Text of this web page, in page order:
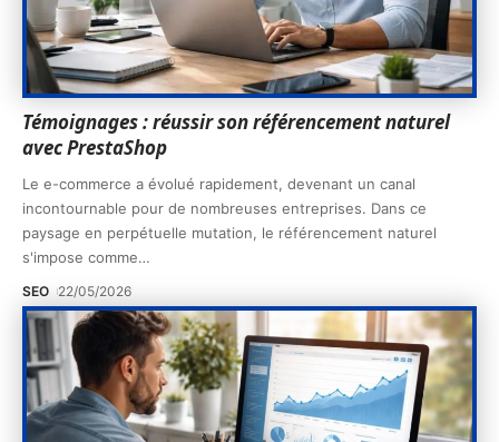
Témoignages : réussir son référencement naturel
avec PrestaShop
Le e-commerce a évolué rapidement, devenant un canal
incontournable pour de nombreuses entreprises. Dans ce
paysage en perpétuelle mutation, le référencement naturel
s'impose comme…
SEO 22/05/2026